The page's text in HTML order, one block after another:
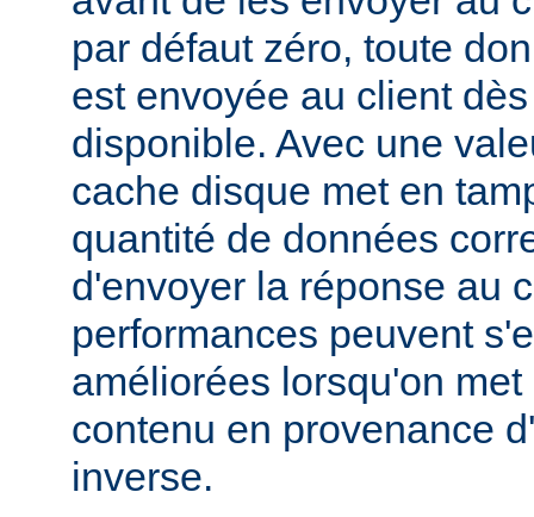
par défaut zéro, toute
est envoyée au client
disponible. Avec une
cache disque met en
quantité de données
d'envoyer la réponse au
performances peuvent
améliorées lorsqu'on
contenu en provenance
inverse.